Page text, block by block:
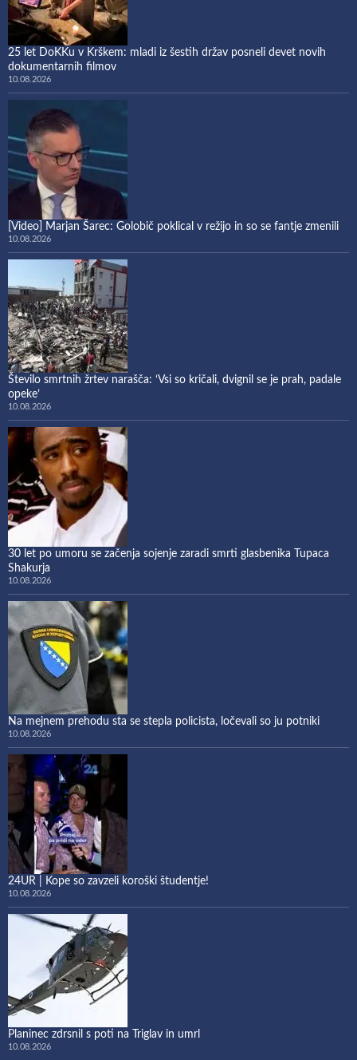
25 let DoKKu v Krškem: mladi iz šestih držav posneli devet novih
dokumentarnih filmov
10.08.2026
[Video] Marjan Šarec: Golobič poklical v režijo in so se fantje zmenili
10.08.2026
Število smrtnih žrtev narašča: ‘Vsi so kričali, dvignil se je prah, padale
opeke’
10.08.2026
30 let po umoru se začenja sojenje zaradi smrti glasbenika Tupaca
Shakurja
10.08.2026
Na mejnem prehodu sta se stepla policista, ločevali so ju potniki
10.08.2026
24UR | Kope so zavzeli koroški študentje!
10.08.2026
Planinec zdrsnil s poti na Triglav in umrl
10.08.2026